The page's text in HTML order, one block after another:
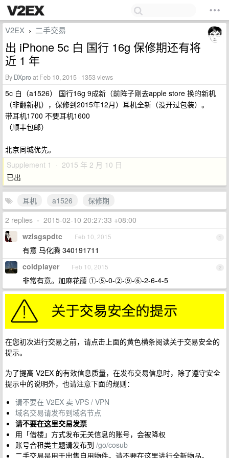
V2EX › 二手交易
出 iPhone 5c 白 国行 16g 保修期还有将
近 1 年
By DXproat Feb 10, 2015 · 1353 views
5c 白（a1526） 国行16g 9成新（前阵子刚去apple store 换的新机
（非翻新机），保修到2015年12月）耳机全新（没开过包装）。
带耳机1700 不要耳机1600
（顺丰包邮）
北京同城优先。
Supplement 1 · 2015 年 2 月 10 日
已出
耳机 a1526
保修期
2 replies • 2015-02-10 20:27:33 +08:00
1
wzlsgspdtc Feb 10, 2015
有意 马化腾 340191711
2
coldplayer Feb 10, 2015
非常有意。加麻花藤 ①-⑤-0-②-⑨-⑥-2-6-4-5
在您初次进行交易之前，请点击上面的黄色横条阅读关于交易安全的
提示。
为了提高 V2EX 的有效信息质量，在发布交易信息时，除了遵守安全
提示中的说明外，也请注意下面的规则：
请不要在 V2EX 卖 VPS / VPN
域名交易请发布到域名节点
请不要在这里交易发票
用「借楼」方式发布无关信息的账号，会被降权
账号合租类主题请发布到 /go/cosub
二手交易是用于出售自用物件。请不要在这里进行全新物品。